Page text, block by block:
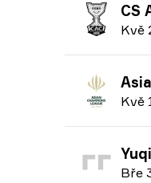
CS
Kvě
Kvě
Bře